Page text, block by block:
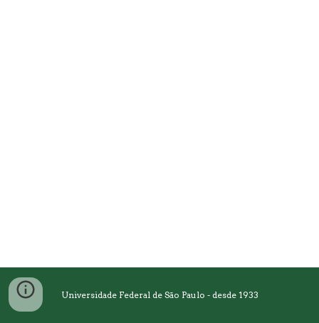
Universidade Federal de São Paulo - desde 1933